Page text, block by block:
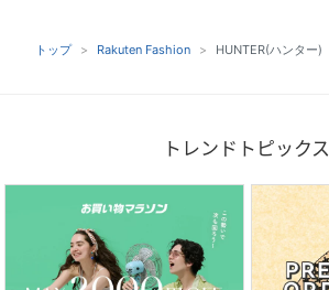
トップ Rakuten Fashion HUNTER(ハンター)
トレンドトピックス